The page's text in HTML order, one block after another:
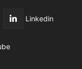
Linkedin